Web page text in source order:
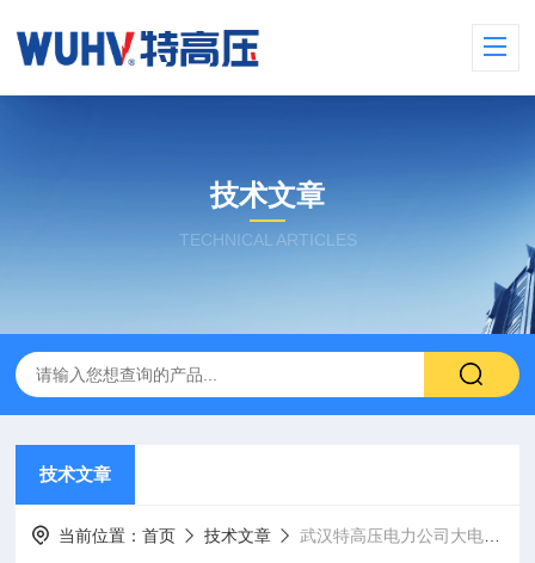
技术文章
TECHNICAL ARTICLES
技术文章
当前位置：首页 技术文章 武汉特高压电力公司大电流温升试验台技术解决方案与行业应用